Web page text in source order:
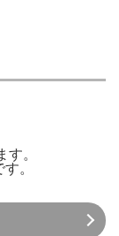
。
。